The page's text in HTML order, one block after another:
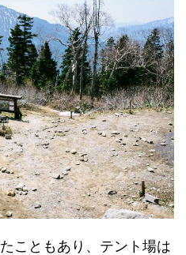
こともあり、テント場は